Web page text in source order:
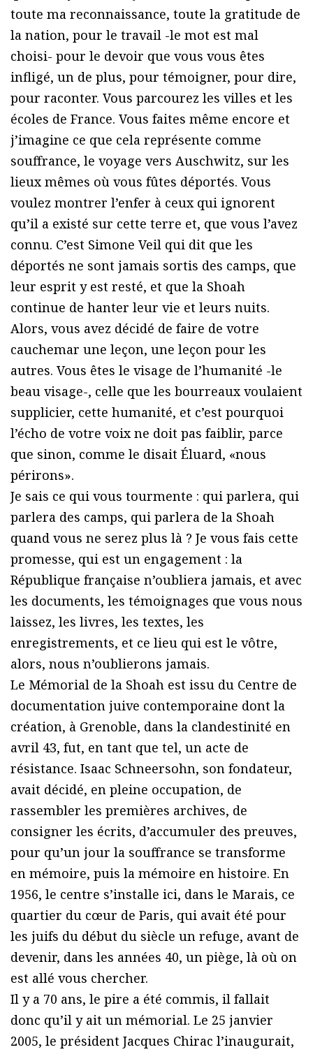
toute ma reconnaissance, toute la gratitude de
la nation, pour le travail -le mot est mal
choisi- pour le devoir que vous vous êtes
infligé, un de plus, pour témoigner, pour dire,
pour raconter. Vous parcourez les villes et les
écoles de France. Vous faites même encore et
j’imagine ce que cela représente comme
souffrance, le voyage vers Auschwitz, sur les
lieux mêmes où vous fûtes déportés. Vous
voulez montrer l’enfer à ceux qui ignorent
qu’il a existé sur cette terre et, que vous l’avez
connu. C’est Simone Veil qui dit que les
déportés ne sont jamais sortis des camps, que
leur esprit y est resté, et que la Shoah
continue de hanter leur vie et leurs nuits.
Alors, vous avez décidé de faire de votre
cauchemar une leçon, une leçon pour les
autres. Vous êtes le visage de l’humanité -le
beau visage-, celle que les bourreaux voulaient
supplicier, cette humanité, et c’est pourquoi
l’écho de votre voix ne doit pas faiblir, parce
que sinon, comme le disait Éluard, «nous
périrons».
Je sais ce qui vous tourmente : qui parlera, qui
parlera des camps, qui parlera de la Shoah
quand vous ne serez plus là ? Je vous fais cette
promesse, qui est un engagement : la
République française n’oubliera jamais, et avec
les documents, les témoignages que vous nous
laissez, les livres, les textes, les
enregistrements, et ce lieu qui est le vôtre,
alors, nous n’oublierons jamais.
Le Mémorial de la Shoah est issu du Centre de
documentation juive contemporaine dont la
création, à Grenoble, dans la clandestinité en
avril 43, fut, en tant que tel, un acte de
résistance. Isaac Schneersohn, son fondateur,
avait décidé, en pleine occupation, de
rassembler les premières archives, de
consigner les écrits, d’accumuler des preuves,
pour qu’un jour la souffrance se transforme
en mémoire, puis la mémoire en histoire. En
1956, le centre s’installe ici, dans le Marais, ce
quartier du cœur de Paris, qui avait été pour
les juifs du début du siècle un refuge, avant de
devenir, dans les années 40, un piège, là où on
est allé vous chercher.
Il y a 70 ans, le pire a été commis, il fallait
donc qu’il y ait un mémorial. Le 25 janvier
2005, le président Jacques Chirac l’inaugurait,